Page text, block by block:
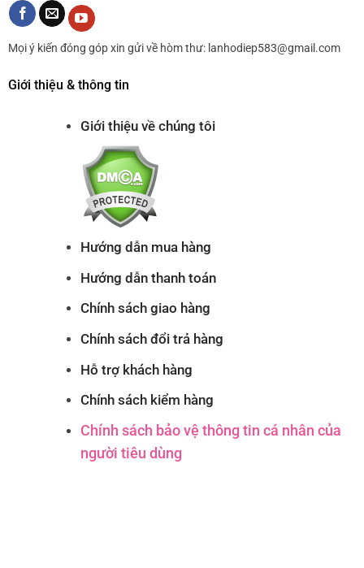
Mọi ý kiến đóng góp xin gửi về hòm thư: lanhodiep583@gmail.com
Giới thiệu & thông tin
Giới thiệu về chúng tôi
Hướng dẫn mua hàng
Hướng dẫn thanh toán
Chính sách giao hàng
Chính sách đổi trả hàng
Hỗ trợ khách hàng
Chính sách kiểm hàng
Chính sách bảo vệ thông tin cá nhân của
người tiêu dùng